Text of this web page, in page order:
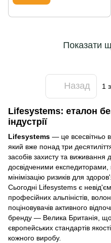
Показати
Назад 1
Lifesystems: еталон
індустрії
Lifesystems — це всесвітньо
який вже понад три
засобів захисту та виживання
досвідченими експедиторами,
мінімізацію ризиків для
Сьогодні Lifesystems є
професійних альпіністів,
поціновувачів активного
бренду — Велика Британія,
європейських стандартів
кожного виробу.